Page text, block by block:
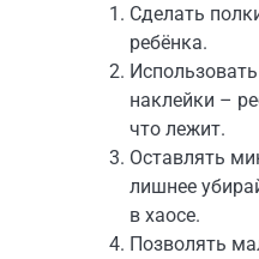
Сделать
ребёнка.
наклейки –
что лежит.
Оставлять
лишнее
в хаосе.
Позволять